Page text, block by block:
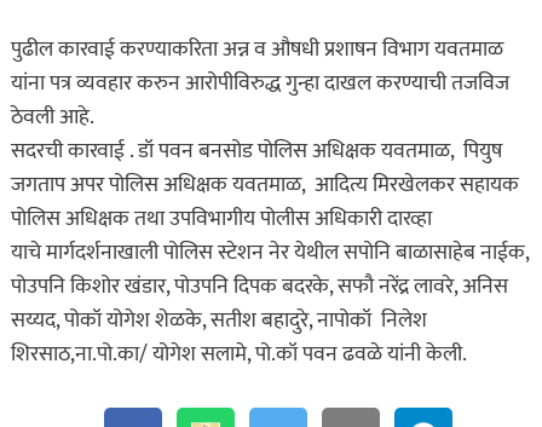
पुढील कारवाई करण्याकरिता अन्न व औषधी प्रशाषन विभाग यवतमाळ
यांना पत्र व्यवहार करुन आरोपीविरुद्ध गुन्हा दाखल करण्याची तजविज
ठेवली आहे.
सदरची कारवाई . डॉ पवन बनसोड पोलिस अधिक्षक यवतमाळ, पियुष
जगताप अपर पोलिस अधिक्षक यवतमाळ, आदित्य मिरखेलकर सहायक
पोलिस अधिक्षक तथा उपविभागीय पोलीस अधिकारी दारव्हा
याचे मार्गदर्शनाखाली पोलिस स्टेशन नेर येथील सपोनि बाळासाहेब नाईक,
पोउपनि किशोर खंडार, पोउपनि दिपक बदरके, सफौ नरेंद्र लावरे, अनिस
सय्यद, पोकॉ योगेश शेळके, सतीश बहादुरे, नापोकॉ निलेश
शिरसाठ,ना.पो.का/ योगेश सलामे, पो.कॉ पवन ढवळे यांनी केली.